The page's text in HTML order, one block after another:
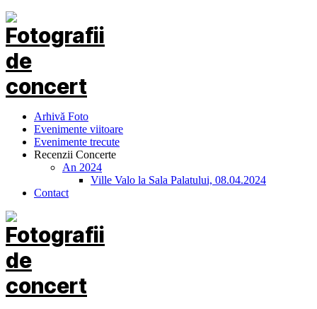
Arhivă Foto
Evenimente viitoare
Evenimente trecute
Recenzii Concerte
An 2024
Ville Valo la Sala Palatului, 08.04.2024
Contact